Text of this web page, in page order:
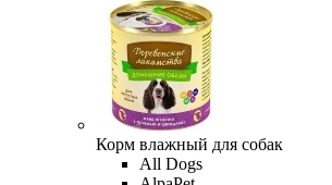
Корм влажный для собак
All Dogs